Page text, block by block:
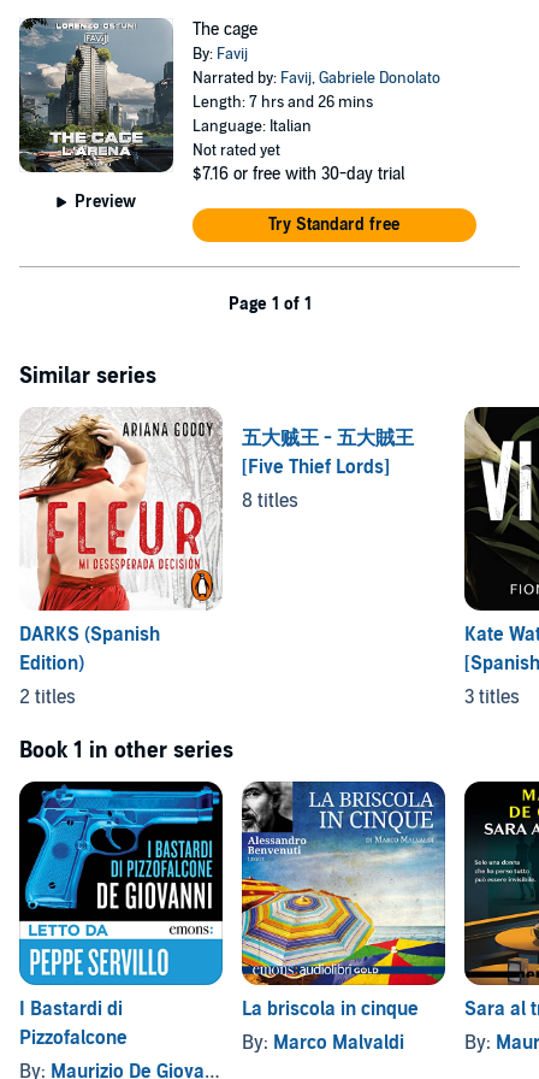
Preview
The cage
By: Favij
Narrated by: Favij,Gabriele Donolato
Length: 7 hrs and 26 mins
Language: Italian
Not rated yet
$7.16 or free with 30-day trial
Try Standard free
Page 1 of 1
Similar series
DARKS (Spanish
Edition)
2 titles
五大贼王 - 五大賊王
[Five Thief Lords]
8 titles
Kate
3 titles
Book 1 in other series
I Bastardi di
Pizzofalcone
By: Maurizio De Giovanni
La briscola in cinque
By: Marco Malvaldi
Sara al
By: